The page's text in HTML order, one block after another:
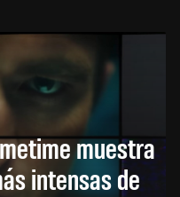
muestra
intensas de